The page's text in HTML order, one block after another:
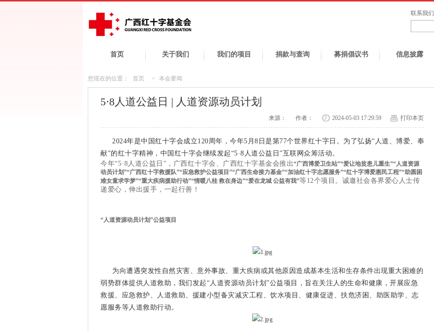
联系我们
首页 关于我们 我们的项目 捐款与查询 募捐倡议书 信息披露
您现在的位置： 首页 > 本会要闻
5·8人道公益日 | 人道资源动员计划
来源： 作者： 2024-05-03 17:29:59 打印本页
2024年是中国红十字会成立120周年，今年5月8日是第77个世界红十字日。为了弘扬“人道、博爱、奉
献”的红十字精神，中国红十字会继续发起“5·8人道公益日”互联网众筹活动。
今年“5·8人道公益日”，广西红十字会、广西红十字基金会推出“广西博爱卫生站”“爱让地贫患儿重生”“人道资源
动员计划”“广西红十字救援队”“应急救护公益项目”“广西生命接力基金”“加油红十字志愿服务”“红十字博爱惠民工程”“助圆困
难女童求学梦”“重大疾病援助行动”“情暖八桂 救在身边”“爱在龙城 公益有我”等12个项目。 诚邀社会各界爱心人士传
递爱心，伸出援手，一起行善！
“人道资源动员计划”公益项目
为向遭遇突发性自然灾害、意外事故、重大疾病或其他原因造成基本生活和生存条件出现重大困难的
弱势群体提供人道救助，我们发起“人道资源动员计划”公益项目，旨在关注人的生命和健康，开展应急
救援、应急救护、人道救助、援建小型备灾减灾工程、饮水项目、健康促进、扶危济困、助医助学、志
愿服务等人道救助行动。